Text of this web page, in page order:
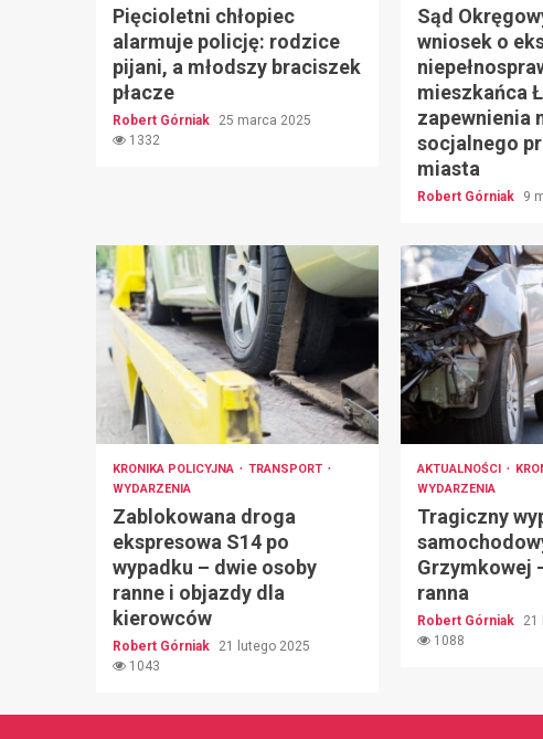
Pięcioletni chłopiec
alarmuje policję: rodzice
pijani, a młodszy braciszek
płacze
Robert Górniak
25 marca 2025
1332
Sąd
wniosek o
mieszkańca
zapewnienia
socjalnego
miasta
Robert Górniak 9
KRONIKA POLICYJNA
TRANSPORT
WYDARZENIA
Zablokowana droga
ekspresowa S14 po
wypadku – dwie osoby
ranne i objazdy dla
kierowców
Robert Górniak
21 lutego 2025
1043
AKTUALNOŚCI
WYDARZENIA
Tragiczny
Grzymkowej
ranna
Robert Górniak
21
1088